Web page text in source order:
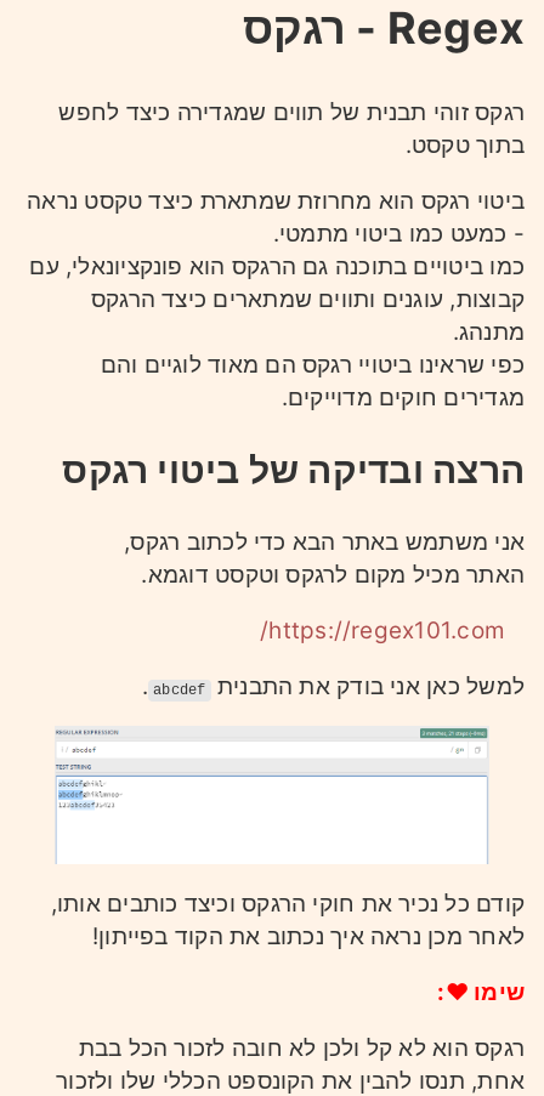
Regex - רגקס
רגקס זוהי תבנית של תווים שמגדירה כיצד לחפש
בתוך טקסט.
ביטוי רגקס הוא מחרוזת שמתארת כיצד טקסט נראה
- כמעט כמו ביטוי מתמטי.
כמו ביטויים בתוכנה גם הרגקס הוא פונקציונאלי, עם
קבוצות, עוגנים ותווים שמתארים כיצד הרגקס
מתנהג.
כפי שראינו ביטויי רגקס הם מאוד לוגיים והם
מגדירים חוקים מדוייקים.
הרצה ובדיקה של ביטוי רגקס
אני משתמש באתר הבא כדי לכתוב רגקס,
האתר מכיל מקום לרגקס וטקסט דוגמא.
https://regex101.com/
למשל כאן אני בודק את התבנית abcdef
.
קודם כל נכיר את חוקי הרגקס וכיצד כותבים אותו,
לאחר מכן נראה איך נכתוב את הקוד בפייתון!
שימו ❤:
רגקס הוא לא קל ולכן לא חובה לזכור הכל בבת
אחת, תנסו להבין את הקונספט הכללי שלו ולזכור